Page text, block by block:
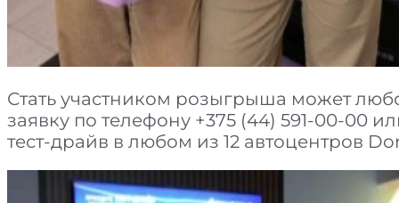
Стать участником розыгрыша может
заявку по телефону +375 (44) 591-00-00
тест-драйв в любом из 12 автоцентров